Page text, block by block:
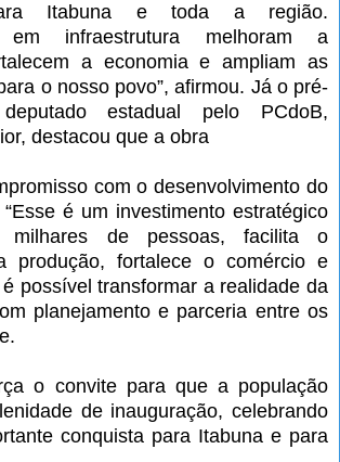
Itabuna e toda a região.
em infraestrutura melhoram a
a economia e ampliam as
o nosso povo”, afirmou. Já o pré-
estadual pelo PCdoB,
destacou que a obra
com o desenvolvimento do
é um investimento estratégico
milhares de pessoas, facilita o
produção, fortalece o comércio e
possível transformar a realidade da
planejamento e parceria entre os
o convite para que a população
de inauguração, celebrando
conquista para Itabuna e para